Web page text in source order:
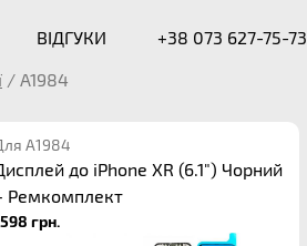
ВІДГУКИ +38 073 627-75-73
/ A1984
A1984
до iPhone XR (6.1") Чорний
Ремкомплект
грн.